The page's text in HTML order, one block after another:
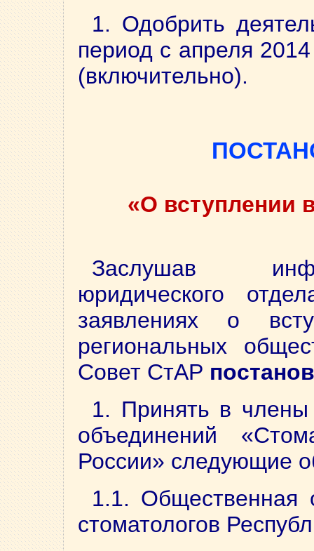
1. Одобрить
период с апреля
(включительно).
«О вступлении
Заслушав
юридического
заявлениях о
региональных
Совет СтАР
1. Принять в
объединений
России» следующие
1.1. Общественная
стоматологов